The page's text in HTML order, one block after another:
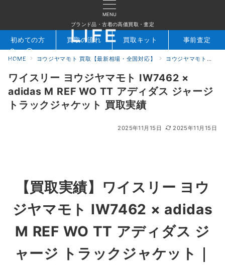
MENU
ブランド品・古着の高価買取・査定
検索 お問合せ
初めての方 買取の流れ 買取キット 事前査定
HOME ヨウジヤマモト 買取【最新相場・全国対応】 ヨウジヤマモト買取実績｜ブランド古着専門店LIFE
ワイスリー ヨウジヤマモト IW7462 ×
adidas M REF WO TT アディダス ジャージ
トラックジャケット 買取実績
2025年11月15日 2025年11月15日
【買取実績】 ワイスリー ヨウ
ジヤマモト IW7462 × adidas
M REF WO TT アディダス ジ
ャージ トラックジャケット